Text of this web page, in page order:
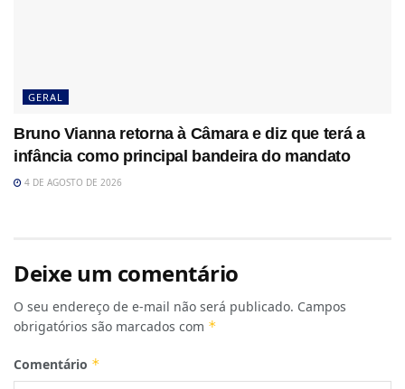
GERAL
Bruno Vianna retorna à Câmara e diz que terá a
infância como principal bandeira do mandato
4 DE AGOSTO DE 2026
Deixe um comentário
O seu endereço de e-mail não será publicado. Campos
obrigatórios são marcados com *
Comentário *